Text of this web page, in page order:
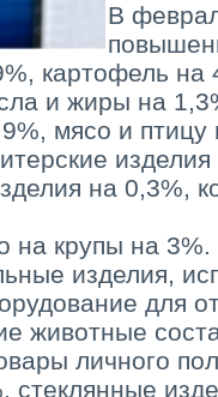
В
картофель на
и жиры на
мясо и
на 0,3%,
на крупы на 3%.
изделия,
для
животные
личного
стеклянные